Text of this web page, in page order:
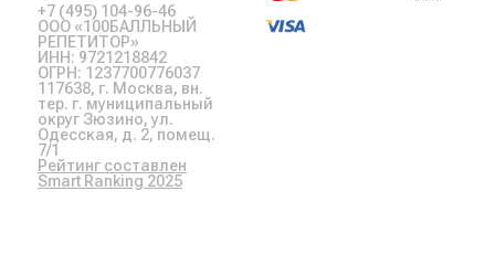
+7 (495) 104-96-46
ООО «100БАЛЛЬНЫЙ
РЕПЕТИТОР»
ИНН: 9721218842
ОГРН: 1237700776037
117638, г. Москва, вн.
тер. г. муниципальный
округ Зюзино, ул.
Одесская, д. 2, помещ.
7/1
Рейтинг составлен
Smart Ranking 2025